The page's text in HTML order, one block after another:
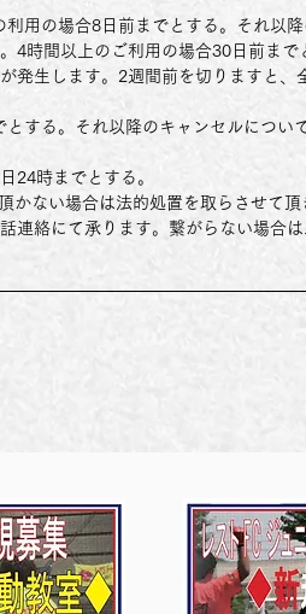
用の場合8日前までとする。それ以
4時間以上のご利用の場合30日前まで
発生します。2週間前を切りますと、
する。それ以降のキャンセルについ
24時までとする。
かない場合は法的処置を取らさせて
連絡にて承ります。繋がらない場合